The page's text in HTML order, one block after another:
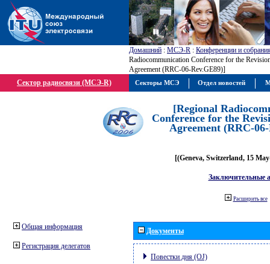
Домашний : МСЭ-R : Конференции и
Radiocommunication Conference for the
Agreement (RRC-06-Rev.GE89)]
Сектор радиосвязи (МСЭ-R)
[Regional
Conference for the
Agreement (RRC-
[(Geneva, Switzerland, 15
Заключительные
Расширить все
Общая информация
Регистрация делегатов
Документы
Повестки дня (OJ)
Секторы МСЭ Отдел новостей